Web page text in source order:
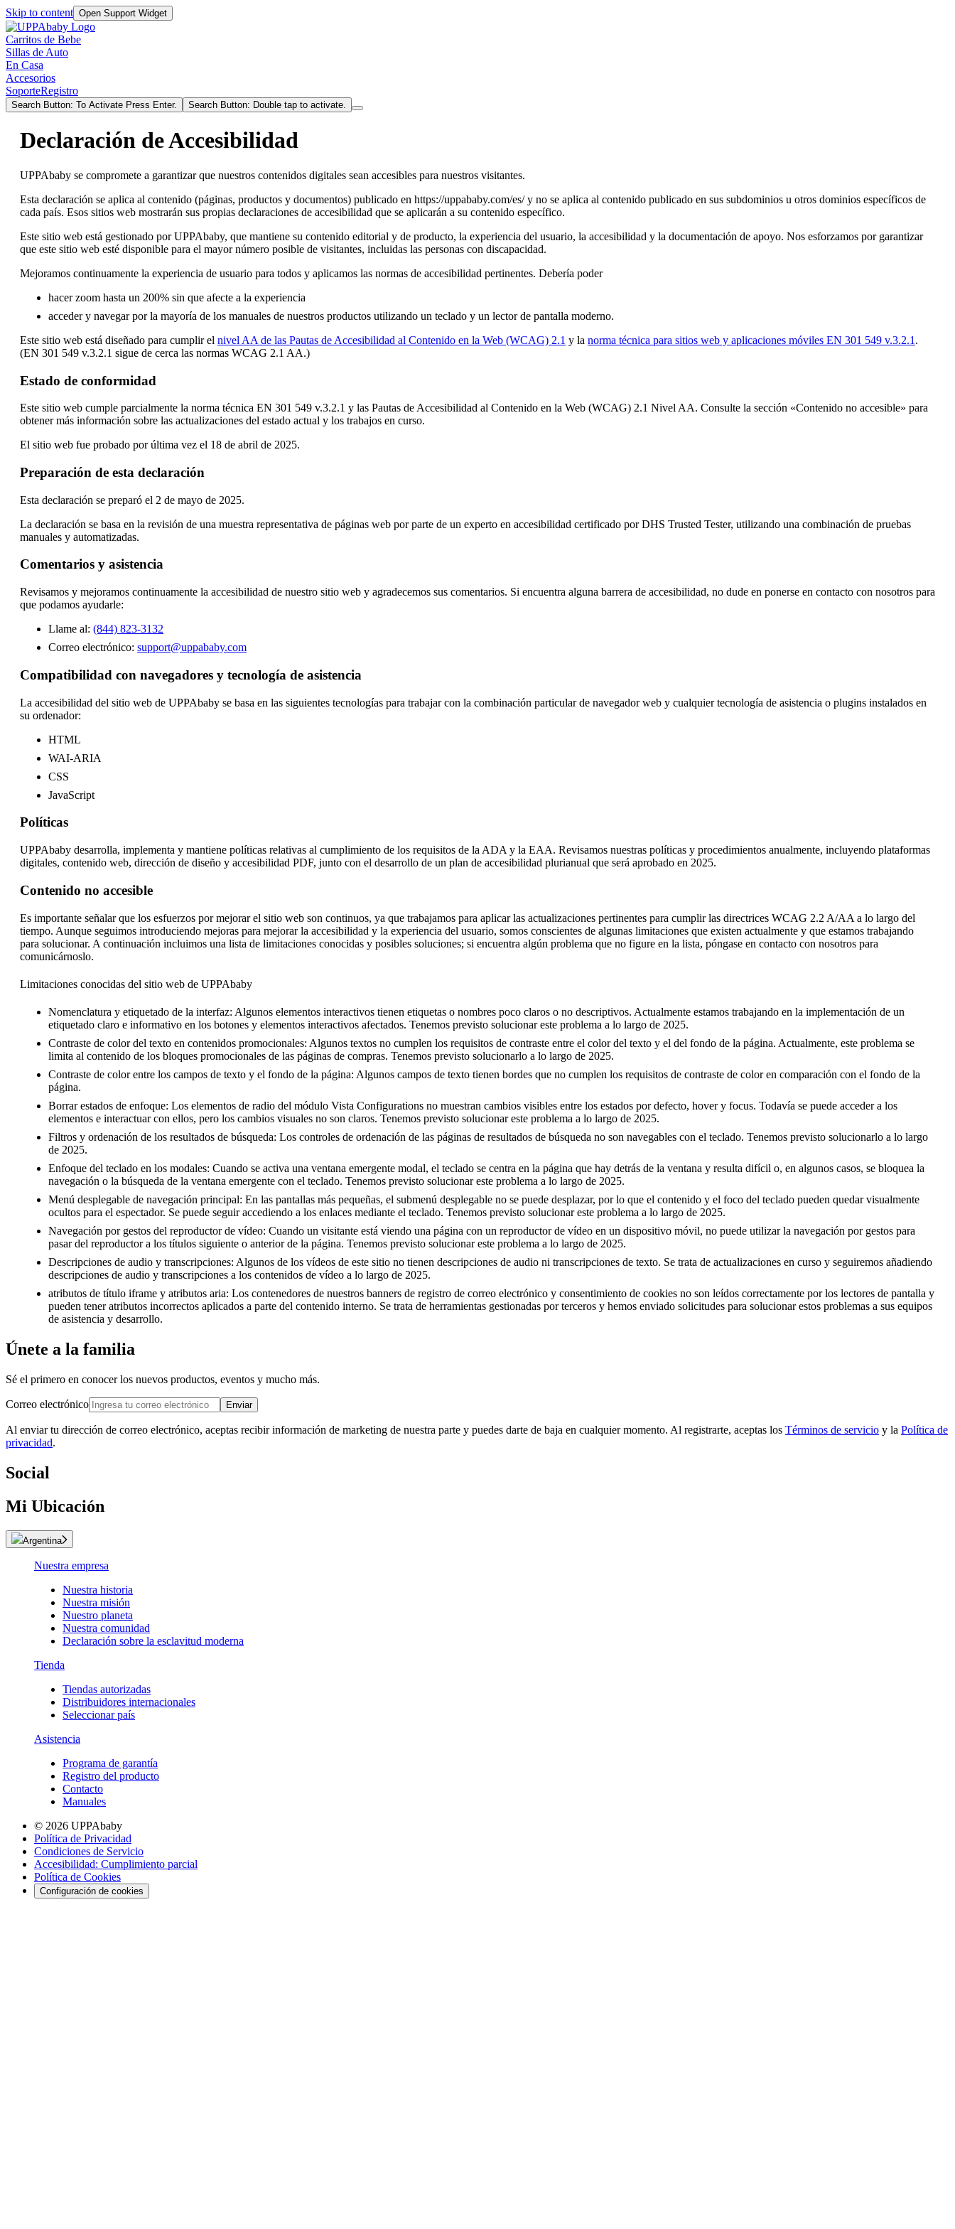
Skip to content Open Support Widget
Carritos de Bebe
Sillas de Auto
En Casa
Accesorios
SoporteRegistro
Search Button: To Activate Press Enter. Search Button: Double tap to activate.
Declaración de Accesibilidad
UPPAbaby se compromete a garantizar que nuestros contenidos digitales sean accesibles para nuestros visitantes.
Esta declaración se aplica al contenido (páginas, productos y documentos) publicado en https://uppababy.com/es/ y no se aplica al contenido publicado en sus subdominios u otros dominios específicos de
cada país. Esos sitios web mostrarán sus propias declaraciones de accesibilidad que se aplicarán a su contenido específico.
Este sitio web está gestionado por UPPAbaby, que mantiene su contenido editorial y de producto, la experiencia del usuario, la accesibilidad y la documentación de apoyo. Nos esforzamos por garantizar
que este sitio web esté disponible para el mayor número posible de visitantes, incluidas las personas con discapacidad.
Mejoramos continuamente la experiencia de usuario para todos y aplicamos las normas de accesibilidad pertinentes. Debería poder
hacer zoom hasta un 200% sin que afecte a la experiencia
acceder y navegar por la mayoría de los manuales de nuestros productos utilizando un teclado y un lector de pantalla moderno.
Este sitio web está diseñado para cumplir el nivel AA de las Pautas de Accesibilidad al Contenido en la Web (WCAG) 2.1 y la norma técnica para sitios web y aplicaciones móviles EN 301 549 v.3.2.1 .
(EN 301 549 v.3.2.1 sigue de cerca las normas WCAG 2.1 AA.)
Estado de conformidad
Este sitio web cumple parcialmente la norma técnica EN 301 549 v.3.2.1 y las Pautas de Accesibilidad al Contenido en la Web (WCAG) 2.1 Nivel AA. Consulte la sección «Contenido no accesible» para
obtener más información sobre las actualizaciones del estado actual y los trabajos en curso.
El sitio web fue probado por última vez el 18 de abril de 2025.
Preparación de esta declaración
Esta declaración se preparó el 2 de mayo de 2025.
La declaración se basa en la revisión de una muestra representativa de páginas web por parte de un experto en accesibilidad certificado por DHS Trusted Tester, utilizando una combinación de pruebas
manuales y automatizadas.
Comentarios y asistencia
Revisamos y mejoramos continuamente la accesibilidad de nuestro sitio web y agradecemos sus comentarios. Si encuentra alguna barrera de accesibilidad, no dude en ponerse en contacto con nosotros para
que podamos ayudarle:
Llame al: (844) 823-3132
Correo electrónico: support@uppababy.com
Compatibilidad con navegadores y tecnología de asistencia
La accesibilidad del sitio web de UPPAbaby se basa en las siguientes tecnologías para trabajar con la combinación particular de navegador web y cualquier tecnología de asistencia o plugins instalados en
su ordenador:
HTML
WAI-ARIA
CSS
JavaScript
Políticas
UPPAbaby desarrolla, implementa y mantiene políticas relativas al cumplimiento de los requisitos de la ADA y la EAA. Revisamos nuestras políticas y procedimientos anualmente, incluyendo plataformas
digitales, contenido web, dirección de diseño y accesibilidad PDF, junto con el desarrollo de un plan de accesibilidad plurianual que será aprobado en 2025.
Contenido no accesible
Es importante señalar que los esfuerzos por mejorar el sitio web son continuos, ya que trabajamos para aplicar las actualizaciones pertinentes para cumplir las directrices WCAG 2.2 A/AA a lo largo del
tiempo. Aunque seguimos introduciendo mejoras para mejorar la accesibilidad y la experiencia del usuario, somos conscientes de algunas limitaciones que existen actualmente y que estamos trabajando
para solucionar. A continuación incluimos una lista de limitaciones conocidas y posibles soluciones; si encuentra algún problema que no figure en la lista, póngase en contacto con nosotros para
comunicárnoslo.
Limitaciones conocidas del sitio web de UPPAbaby
Nomenclatura y etiquetado de la interfaz: Algunos elementos interactivos tienen etiquetas o nombres poco claros o no descriptivos. Actualmente estamos trabajando en la implementación de un
etiquetado claro e informativo en los botones y elementos interactivos afectados. Tenemos previsto solucionar este problema a lo largo de 2025.
Contraste de color del texto en contenidos promocionales: Algunos textos no cumplen los requisitos de contraste entre el color del texto y el del fondo de la página. Actualmente, este problema se
limita al contenido de los bloques promocionales de las páginas de compras. Tenemos previsto solucionarlo a lo largo de 2025.
Contraste de color entre los campos de texto y el fondo de la página: Algunos campos de texto tienen bordes que no cumplen los requisitos de contraste de color en comparación con el fondo de la
página.
Borrar estados de enfoque: Los elementos de radio del módulo Vista Configurations no muestran cambios visibles entre los estados por defecto, hover y focus. Todavía se puede acceder a los
elementos e interactuar con ellos, pero los cambios visuales no son claros. Tenemos previsto solucionar este problema a lo largo de 2025.
Filtros y ordenación de los resultados de búsqueda: Los controles de ordenación de las páginas de resultados de búsqueda no son navegables con el teclado. Tenemos previsto solucionarlo a lo largo
de 2025.
Enfoque del teclado en los modales: Cuando se activa una ventana emergente modal, el teclado se centra en la página que hay detrás de la ventana y resulta difícil o, en algunos casos, se bloquea la
navegación o la búsqueda de la ventana emergente con el teclado. Tenemos previsto solucionar este problema a lo largo de 2025.
Menú desplegable de navegación principal: En las pantallas más pequeñas, el submenú desplegable no se puede desplazar, por lo que el contenido y el foco del teclado pueden quedar visualmente
ocultos para el espectador. Se puede seguir accediendo a los enlaces mediante el teclado. Tenemos previsto solucionar este problema a lo largo de 2025.
Navegación por gestos del reproductor de vídeo: Cuando un visitante está viendo una página con un reproductor de vídeo en un dispositivo móvil, no puede utilizar la navegación por gestos para
pasar del reproductor a los títulos siguiente o anterior de la página. Tenemos previsto solucionar este problema a lo largo de 2025.
Descripciones de audio y transcripciones: Algunos de los vídeos de este sitio no tienen descripciones de audio ni transcripciones de texto. Se trata de actualizaciones en curso y seguiremos añadiendo
descripciones de audio y transcripciones a los contenidos de vídeo a lo largo de 2025.
atributos de título iframe y atributos aria: Los contenedores de nuestros banners de registro de correo electrónico y consentimiento de cookies no son leídos correctamente por los lectores de pantalla y
pueden tener atributos incorrectos aplicados a parte del contenido interno. Se trata de herramientas gestionadas por terceros y hemos enviado solicitudes para solucionar estos problemas a sus equipos
de asistencia y desarrollo.
Únete a la familia
Sé el primero en conocer los nuevos productos, eventos y mucho más.
Correo electrónico Enviar
Al enviar tu dirección de correo electrónico, aceptas recibir información de marketing de nuestra parte y puedes darte de baja en cualquier momento. Al registrarte, aceptas los Términos de servicio y la Política de
privacidad.
Social
Mi Ubicación
Argentina
Nuestra empresa
Nuestra historia
Nuestra misión
Nuestro planeta
Nuestra comunidad
Declaración sobre la esclavitud moderna
Tienda
Tiendas autorizadas
Distribuidores internacionales
Seleccionar país
Asistencia
Programa de garantía
Registro del producto
Contacto
Manuales
© 2026 UPPAbaby
Política de Privacidad
Condiciones de Servicio
Accesibilidad: Cumplimiento parcial
Política de Cookies
Configuración de cookies